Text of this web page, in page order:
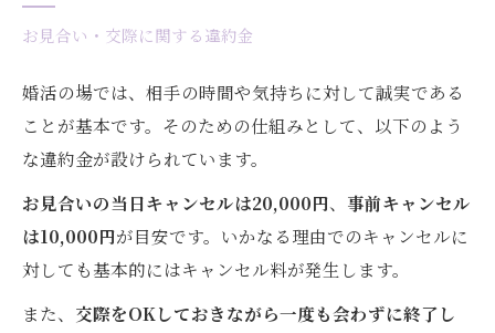
返金シミュレーション（例）
違約金は「罰」ではなく「誠実さの担保」
まとめ
テニシアでは、料金のことも含めて正直にお話
お見合い・交際に関する違約金
婚活の場では、相手の時間や気持ちに対して誠実である
ことが基本です。そのための仕組みとして、以下のよう
な違約金が設けられています。
お見合いの当日キャンセルは20,000円、 事前キャンセル
は10,000円が目安です。いかなる理由でのキャンセルに
対しても基本的にはキャンセル料が発生します。
また、 交際をOKしておきながら一度も会わずに終了し